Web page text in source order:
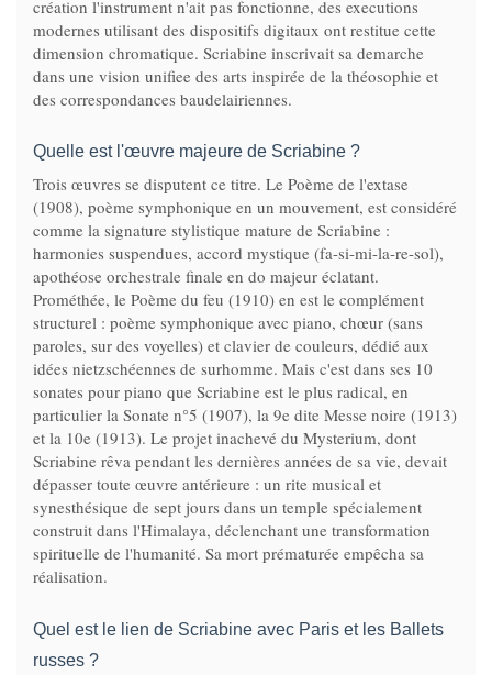
création l'instrument n'ait pas fonctionne, des executions
modernes utilisant des dispositifs digitaux ont restitue cette
dimension chromatique. Scriabine inscrivait sa demarche
dans une vision unifiee des arts inspirée de la théosophie et
des correspondances baudelairiennes.
Quelle est l'œuvre majeure de Scriabine ?
Trois œuvres se disputent ce titre. Le Poème de l'extase
(1908), poème symphonique en un mouvement, est considéré
comme la signature stylistique mature de Scriabine :
harmonies suspendues, accord mystique (fa-si-mi-la-re-sol),
apothéose orchestrale finale en do majeur éclatant.
Prométhée, le Poème du feu (1910) en est le complément
structurel : poème symphonique avec piano, chœur (sans
paroles, sur des voyelles) et clavier de couleurs, dédié aux
idées nietzschéennes de surhomme. Mais c'est dans ses 10
sonates pour piano que Scriabine est le plus radical, en
particulier la Sonate n°5 (1907), la 9e dite Messe noire (1913)
et la 10e (1913). Le projet inachevé du Mysterium, dont
Scriabine rêva pendant les dernières années de sa vie, devait
dépasser toute œuvre antérieure : un rite musical et
synesthésique de sept jours dans un temple spécialement
construit dans l'Himalaya, déclenchant une transformation
spirituelle de l'humanité. Sa mort prématurée empêcha sa
réalisation.
Quel est le lien de Scriabine avec Paris et les Ballets
russes ?